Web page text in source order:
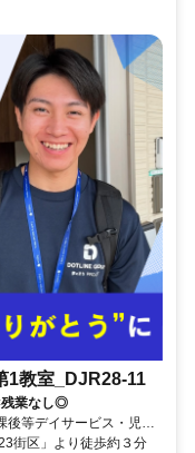
1教室_DJR28-11
残業なし◎
等デイサービス・児童
街区」より徒歩約３分